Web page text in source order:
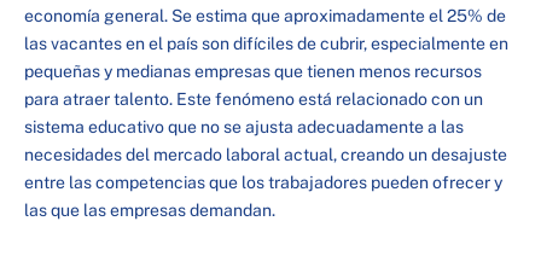
economía general. Se estima que aproximadamente el 25% de
las vacantes en el país son difíciles de cubrir, especialmente en
pequeñas y medianas empresas que tienen menos recursos
para atraer talento. Este fenómeno está relacionado con un
sistema educativo que no se ajusta adecuadamente a las
necesidades del mercado laboral actual, creando un desajuste
entre las competencias que los trabajadores pueden ofrecer y
las que las empresas demandan.